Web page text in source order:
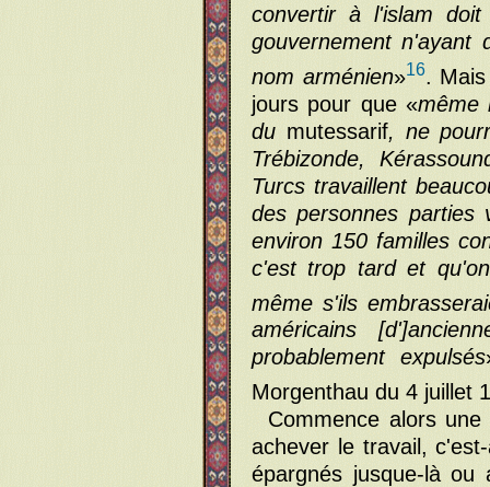
convertir à l'islam
gouvernement n'ayant
nom arménien»16.
jours pour que «même
du mutessarif, ne
Trébizonde,
Turcs travaillent
des personnes parties
environ 150 familles
c'est trop tard et
même s'ils
américains
probablement expulsés
Morgenthau du 4 juillet
Commence alors
achever le travail,
épargnés jusque-là ou